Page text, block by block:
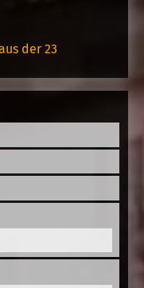
der 23